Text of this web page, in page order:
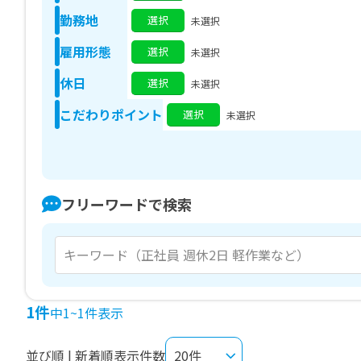
勤務地 選択 未選択
雇用形態 選択 未選択
休日 選択 未選択
こだわりポイント 選択 未選択
フリーワードで検索
1件中1~1件表示
並び順 | 新着順表示件数